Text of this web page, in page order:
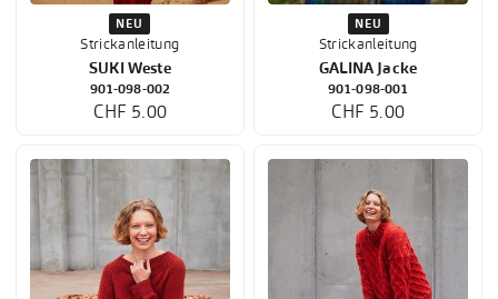
NEU
Strickanleitung
SUKI Weste
901-098-002
CHF 5.00
NEU
Strickanleitung
GALINA Jacke
901-098-001
CHF 5.00